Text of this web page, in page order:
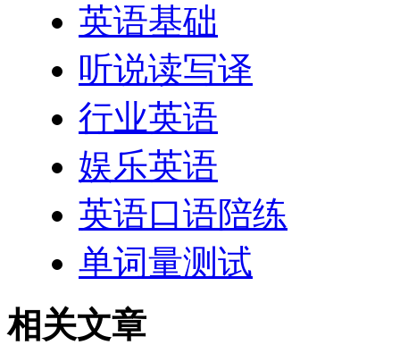
英语基础
听说读写译
行业英语
娱乐英语
英语口语陪练
单词量测试
相关文章